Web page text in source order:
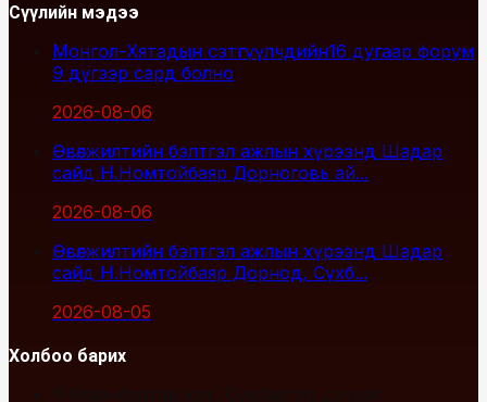
Сүүлийн мэдээ
Монгол-Хятадын сэтгүүлчдийн16 дугаар форум
9 дүгээр сард болно
2026-08-06
Өвөлжилтийн бэлтгэл ажлын хүрээнд Шадар
сайд Н.Номтойбаяр Дорноговь ай...
2026-08-06
Өвөлжилтийн бэлтгэл ажлын хүрээнд Шадар
сайд Н.Номтойбаяр Дорнод, Сүхб...
2026-08-05
Холбоо барих